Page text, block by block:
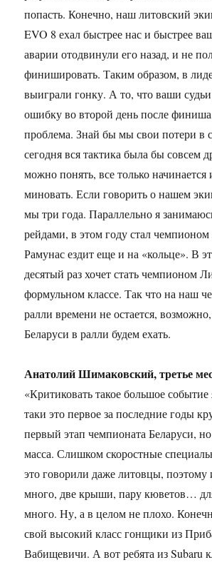
попасть. Конечно, наш литовский
EVO 8 ехал быстрее нас и быстрее
аварии отодвинули его назад, и не
финишировать. Таким образом, в
выиграли гонку. А то, что ваши
ошибку во второй день после
проблема. Знай бы мы свои потери в
сегодня вся тактика была бы совсем
можно понять, все только
миновать. Если говорить о нашем
мы три года. Параллельно я
рейдами, в этом году стал
Рамунас ездит еще и на «кольце». В
десятый раз хочет стать чемпионом
формульном классе. Так что на наш
ралли времени не остается,
Беларуси в ралли будем ехать.
Анатолий Шимаковский, третье
«Критиковать такое большое событие
таки это первое за последние годы
первый этап чемпионата Беларуси,
масса. Слишком скоростные
это говорили даже литовцы, поэтому
много, две крыши, пару кюветов…
много. Ну, а в целом не плохо.
свой высокий класс гонщики из
Вабищевичи. А вот ребята из Subaru